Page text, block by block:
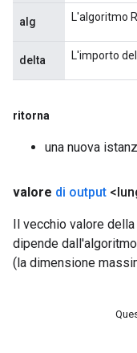
alg L'algoritmo
delta L'importo
ritorna
una nuova
valore di output
Il vecchio valore
dipende
(la dimensione